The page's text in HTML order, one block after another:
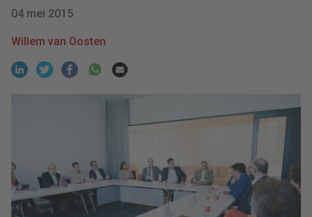
04 mei 2015
Willem van Oosten